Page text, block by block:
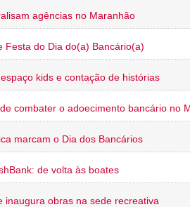
agências no Maranhão
Festa do Dia do(a) Bancário(a)
kids e contação de histórias
combater o adoecimento bancário no
marcam o Dia dos Bancários
de volta às boates
inaugura obras na sede recreativa